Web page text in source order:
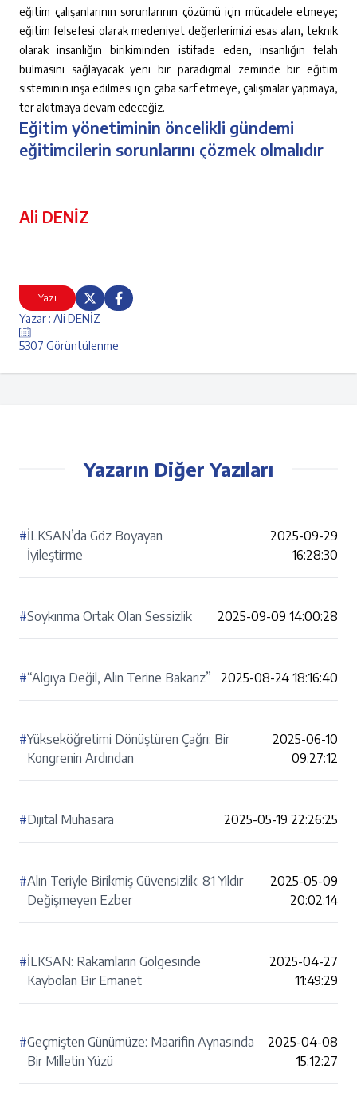
Yazı
Yazar : Ali DENİZ
5307 Görüntülenme
Eğitim yönetiminin öncelikli gündemi
eğitimcilerin sorunlarını çözmek olmalıdır
Ali DENİZ
eğitim çalışanlarının sorunlarının çözümü için mücadele etmeye;
eğitim felsefesi olarak medeniyet değerlerimizi esas alan, teknik
olarak insanlığın birikiminden istifade eden, insanlığın felah
bulmasını sağlayacak yeni bir paradigmal zeminde bir eğitim
sisteminin inşa edilmesi için çaba sarf etmeye, çalışmalar yapmaya,
ter akıtmaya devam edeceğiz.
Yazarın Diğer Yazıları
#İLKSAN’da Göz Boyayan
İyileştirme
2025-09-29
16:28:30
#Soykırıma Ortak Olan Sessizlik 2025-09-09 14:00:28
#“Algıya Değil, Alın Terine Bakarız” 2025-08-24 18:16:40
#Yükseköğretimi Dönüştüren Çağrı: Bir
Kongrenin Ardından
2025-06-10
09:27:12
#Dijital Muhasara 2025-05-19 22:26:25
#Alın Teriyle Birikmiş Güvensizlik: 81 Yıldır
Değişmeyen Ezber
2025-05-09
20:02:14
#İLKSAN: Rakamların Gölgesinde
Kaybolan Bir Emanet
2025-04-27
11:49:29
#Geçmişten Günümüze: Maarifin Aynasında
Bir Milletin Yüzü
2025-04-08
15:12:27